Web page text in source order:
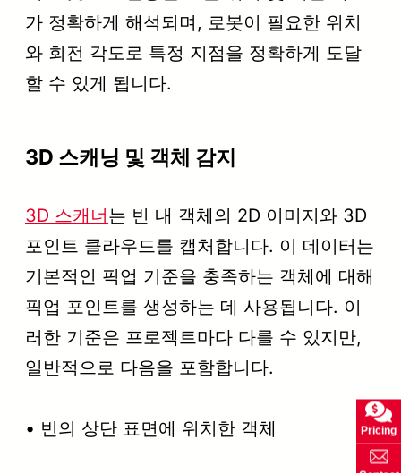
가 정확하게 해석되며, 로봇이 필요한 위치
와 회전 각도로 특정 지점을 정확하게 도달
할 수 있게 됩니다.
3D 스캐닝 및 객체 감지
3D 스캐너는 빈 내 객체의 2D 이미지와 3D
포인트 클라우드를 캡처합니다. 이 데이터는
기본적인 픽업 기준을 충족하는 객체에 대해
픽업 포인트를 생성하는 데 사용됩니다. 이
러한 기준은 프로젝트마다 다를 수 있지만,
일반적으로 다음을 포함합니다.
• 빈의 상단 표면에 위치한 객체 Pricing